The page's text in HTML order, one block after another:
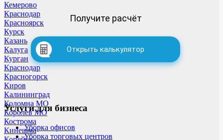
Кемерово
Краснодар
Красноярск
Курск
Казань
Калуга
Курган
Краснодар
Красногорск
Киров
Калининград
Коломна МО
Королев МО
Кострома
Кинешма
Получите расчёт
Открыть калькулятор
Услуги для бизнеса
Уборка офисов
Уборка торговых центров